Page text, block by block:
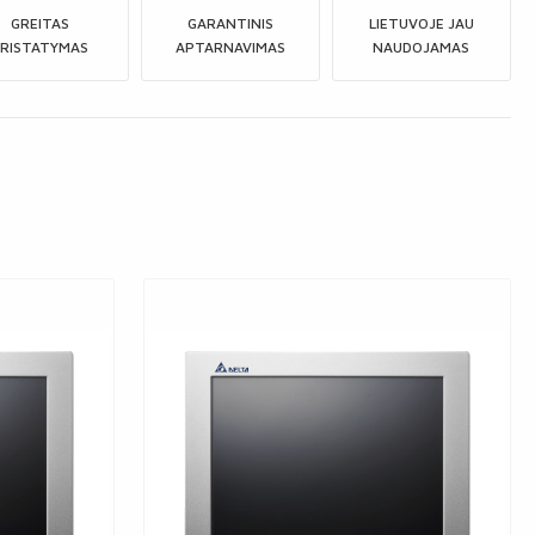
GREITAS
GARANTINIS
APTARNAVIMAS
LIETUVOJE JAU
NAUDOJAMAS